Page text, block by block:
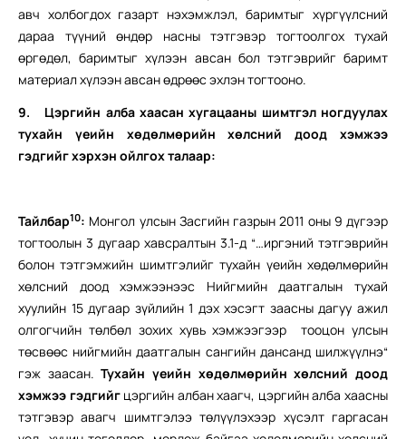
авч холбогдох газарт нэхэмжлэл, баримтыг хүргүүлсний
дараа түүний өндөр насны тэтгэвэр тогтоолгох тухай
өргөдөл, баримтыг хүлээн авсан бол тэтгэврийг баримт
материал хүлээн авсан өдрөөс эхлэн тогтооно.
9.
Цэргийн алба хаасан хугацааны шимтгэл ногдуулах
тухайн үеийн хөдөлмөрийн хөлсний доод хэмжээ
гэдгийг хэрхэн ойлгох талаар:
Тайлбар10: Монгол улсын Засгийн газрын 2011 оны 9 дүгээр
тогтоолын 3 дугаар хавсралтын 3.1-д “…иргэний тэтгэврийн
болон тэтгэмжийн шимтгэлийг тухайн үеийн хөдөлмөрийн
хөлсний доод хэмжээнээс Нийгмийн даатгалын тухай
хуулийн 15 дугаар зүйлийн 1 дэх хэсэгт заасны дагуу ажил
олгогчийн төлбөл зохих хувь хэмжээгээр тооцон улсын
төсвөөс нийгмийн даатгалын сангийн дансанд шилжүүлнэ“
гэж заасан.Тухайн үеийн хөдөлмөрийн хөлсний доод
хэмжээ гэдгийгцэргийн албан хаагч, цэргийн алба хаасны
тэтгэвэр авагч шимтгэлээ төлүүлэхээр хүсэлт гаргасан